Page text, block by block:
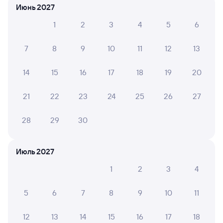
Частые вопросы
Что нужно, чтобы сесть в поезд?
на другой поезд?
Как перевезти животное в поезде?
Июнь 2027
1
2 3 4 5 6
7 8 9 10 11 12 13
14 15 16 17 18 19 20
21 22 23 24 25 26 27
28 29 30
Июль 2027
1
2 3 4
5 6 7 8 9 10 11
12 13 14 15 16 17 18